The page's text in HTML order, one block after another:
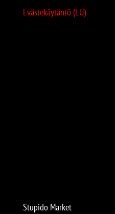
Evästekäytäntö (EU)
Stupido Market